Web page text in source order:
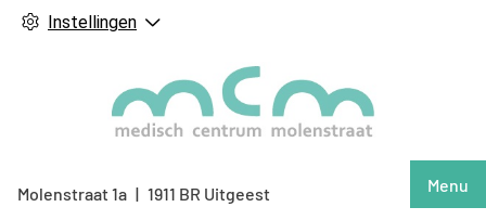
Instellingen
Menu
Molenstraat1a 1911 BR Uitgeest